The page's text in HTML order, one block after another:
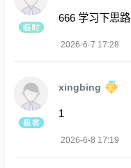
666 学习下思路
2026-6-7 17:28
xingbing
1
2026-6-8 17:19